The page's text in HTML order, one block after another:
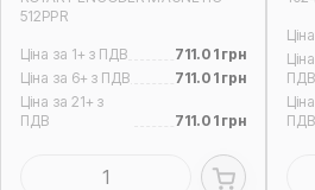
512PPR
Ціна за 1+ з ПДВ
711.01 грн
Ціна за 6+ з ПДВ
711.01 грн
Ціна за 21+ з
ПДВ
711.01 грн
ПДВ
ПДВ